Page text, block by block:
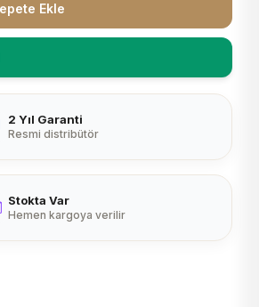
Ekle
2 Yıl Garanti
Resmi distribütör
Stokta Var
Hemen kargoya verilir